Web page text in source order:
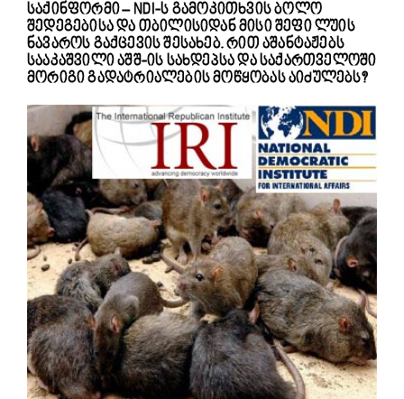
საქინფორმი – NDI-ს გამოკითხვის ბოლო
შედეგებისა და თბილისიდან მისი შეფი ლუის
ნავაროს გაქცევის შესახებ. რით აშანტაჟებს
სააკაშვილი აშშ-ის სახდეპსა და საქართველოში
მორიგი გადატრიალების მოწყობას აიძულებს?